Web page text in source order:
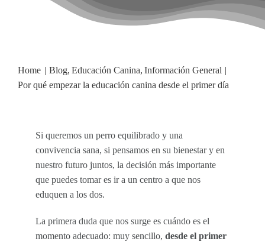
NOTICIAS
Home Blog Educación Canina Información General
Por qué empezar la educación canina desde el primer día
Si queremos un perro equilibrado y una
convivencia sana, si pensamos en su bienestar y en
nuestro futuro juntos, la decisión más importante
que puedes tomar es ir a un centro a que nos
eduquen a los dos.
La primera duda que nos surge es cuándo es el
momento adecuado: muy sencillo, desde el primer